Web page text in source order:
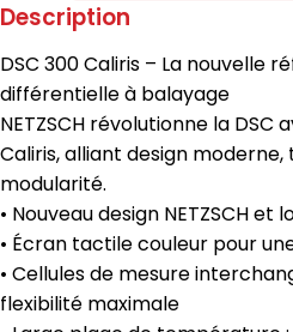
Description
DSC 300 Caliris – La nouvelle
différentielle à balayage
NETZSCH révolutionne la DSC
Caliris, alliant design
modularité.
• Nouveau design NETZSCH et
• Écran tactile couleur pour
• Cellules de mesure
flexibilité maximale